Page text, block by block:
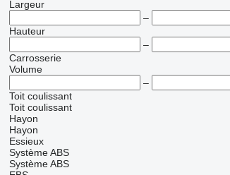
Largeur
–
Hauteur
–
Carrosserie
Volume
–
Toit coulissant
Toit coulissant
Hayon
Hayon
Essieux
Système ABS
Système ABS